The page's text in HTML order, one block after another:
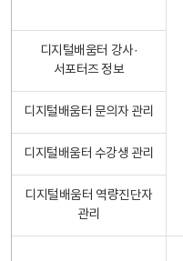
디지털배움터 강사·
서포터즈 정보
디지털배움터 문의자 관리
디지털배움터 수강생 관리
디지털배움터 역량진단자
관리